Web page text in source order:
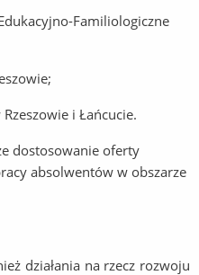
Familiologiczne
i Łańcucie.
dostosowanie oferty
absolwentów w obszarze
działania na rzecz rozwoju